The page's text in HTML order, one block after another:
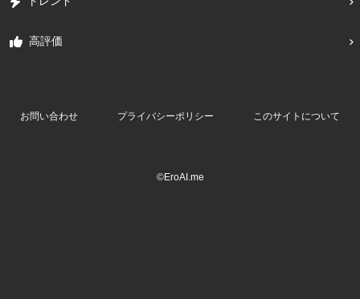
高評価
お問い合わせ プライバシーポリシー このサイトについて
©EroAI.me